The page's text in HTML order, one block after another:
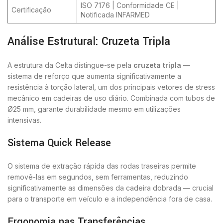
Certificação
ISO 7176 | Conformidade CE |
Notificada INFARMED
Análise Estrutural: Cruzeta Tripla
A estrutura da Celta distingue-se pela cruzeta tripla —
sistema de reforço que aumenta significativamente a
resistência à torção lateral, um dos principais vetores de stress
mecânico em cadeiras de uso diário. Combinada com tubos de
Ø25 mm, garante durabilidade mesmo em utilizações
intensivas.
Sistema Quick Release
O sistema de extração rápida das rodas traseiras permite
removê-las em segundos, sem ferramentas, reduzindo
significativamente as dimensões da cadeira dobrada — crucial
para o transporte em veículo e a independência fora de casa.